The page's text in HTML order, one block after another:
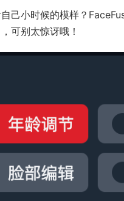
己小时候的模样？
可别太惊讶哦！